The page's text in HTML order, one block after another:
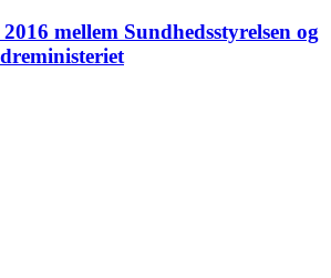
mellem Sundhedsstyrelsen og